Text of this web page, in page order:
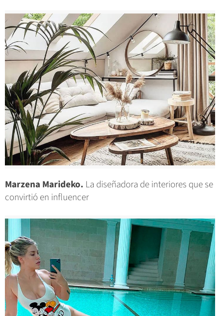
Marzena Marideko. La diseñadora de interiores que se
convirtió en influencer